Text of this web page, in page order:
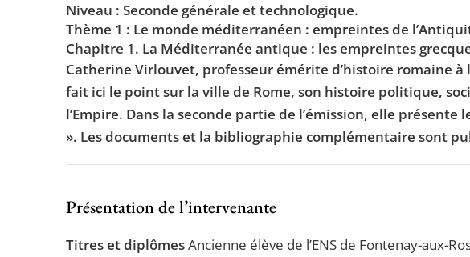
Niveau : Seconde générale et technologique.
Thème 1 : Le monde méditerranéen : empreintes de
Chapitre 1. La Méditerranée antique : les empreintes
Catherine Virlouvet, professeur émérite d’histoire romaine à
fait ici le point sur la ville de Rome, son histoire politique,
l’Empire. Dans la seconde partie de l’émission, elle présente
». Les documents et la bibliographie complémentaire sont
Présentation de l’intervenante
Titres et diplômesAncienne élève de l’ENS de Fontenay-aux-